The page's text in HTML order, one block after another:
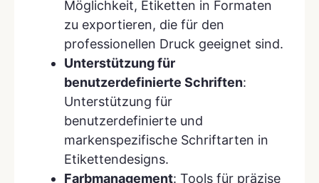
Möglichkeit, Etiketten in Formaten
zu exportieren, die für den
professionellen Druck geeignet sind.
Unterstützung für
benutzerdefinierte Schriften:
Unterstützung für
benutzerdefinierte und
markenspezifische Schriftarten in
Etikettendesigns.
Farbmanagement: Tools für präzise